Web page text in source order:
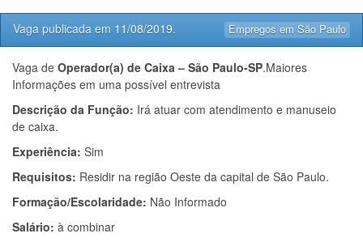
Empregos em São Paulo
Vaga publicada em 11/08/2019.
Vaga de Operador(a) de Caixa – São Paulo-SP.Maiores
Informações em uma possível entrevista
Descrição da Função: Irá atuar com atendimento e manuseio
de caixa.
Experiência: Sim
Requisitos: Residir na região Oeste da capital de São Paulo.
Formação/Escolaridade: Não Informado
Salário: à combinar